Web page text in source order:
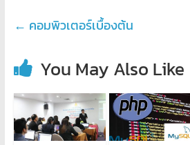
← คอมพิวเตอร์เบื้องต้น
You May Also Like